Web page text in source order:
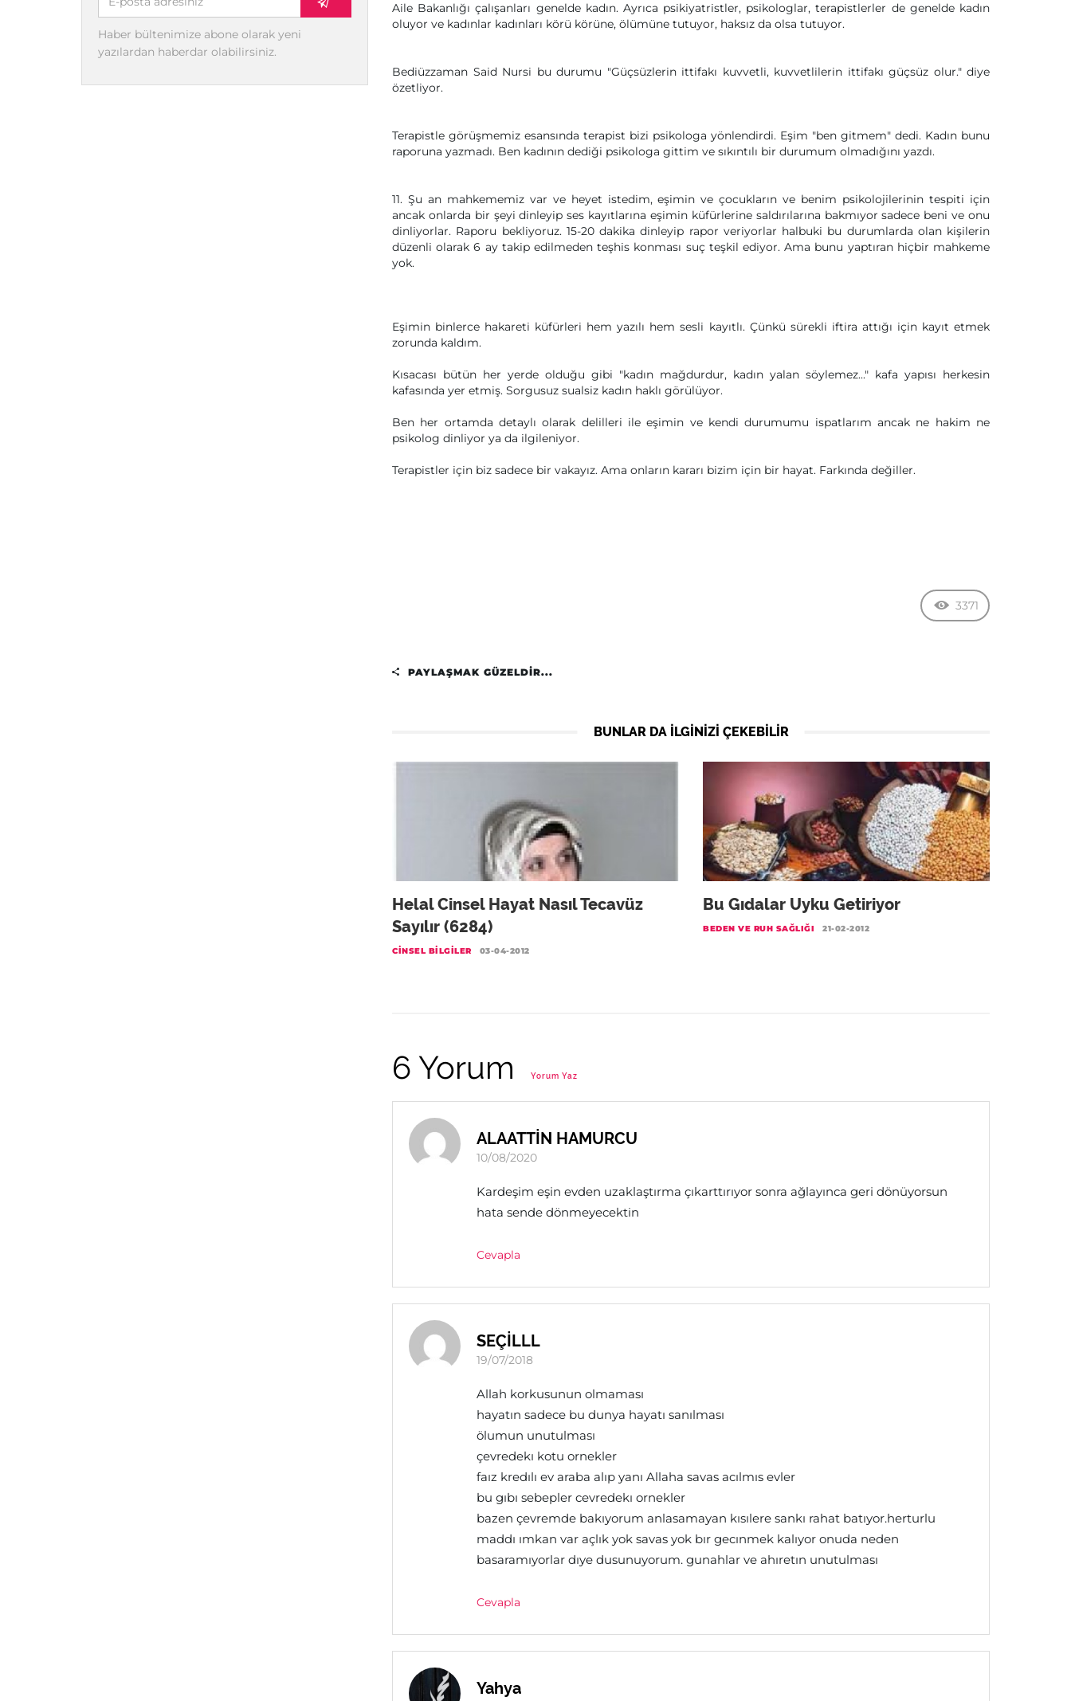
Haber bültenimize abone olarak yeni
yazılardan haberdar olabilirsiniz.
Aile Bakanlığı çalışanları genelde kadın. Ayrıca psikiyatristler, psikologlar, terapistlerler de genelde kadın
oluyor ve kadınlar kadınları körü körüne, ölümüne tutuyor, haksız da olsa tutuyor.
Bediüzzaman Said Nursi bu durumu "Güçsüzlerin ittifakı kuvvetli, kuvvetlilerin ittifakı güçsüz olur." diye
özetliyor.
Terapistle görüşmemiz esansında terapist bizi psikologa yönlendirdi. Eşim "ben gitmem" dedi. Kadın bunu
raporuna yazmadı. Ben kadının dediği psikologa gittim ve sıkıntılı bir durumum olmadığını yazdı.
11. Şu an mahkememiz var ve heyet istedim, eşimin ve çocukların ve benim psikolojilerinin tespiti için
ancak onlarda bir şeyi dinleyip ses kayıtlarına eşimin küfürlerine saldırılarına bakmıyor sadece beni ve onu
dinliyorlar. Raporu bekliyoruz. 15-20 dakika dinleyip rapor veriyorlar halbuki bu durumlarda olan kişilerin
düzenli olarak 6 ay takip edilmeden teşhis konması suç teşkil ediyor. Ama bunu yaptıran hiçbir mahkeme
yok.
Eşimin binlerce hakareti küfürleri hem yazılı hem sesli kayıtlı. Çünkü sürekli iftira attığı için kayıt etmek
zorunda kaldım.
Kısacası bütün her yerde olduğu gibi "kadın mağdurdur, kadın yalan söylemez..." kafa yapısı herkesin
kafasında yer etmiş. Sorgusuz sualsiz kadın haklı görülüyor.
Ben her ortamda detaylı olarak delilleri ile eşimin ve kendi durumumu ispatlarım ancak ne hakim ne
psikolog dinliyor ya da ilgileniyor.
Terapistler için biz sadece bir vakayız. Ama onların kararı bizim için bir hayat. Farkında değiller.
3371
PAYLAŞMAK GÜZELDIR...
BUNLAR DA ILGINIZI ÇEKEBILIR
Helal Cinsel Hayat Nasıl Tecavüz
Sayılır (6284)
CINSEL BILGILER 03-04-2012
Bu Gıdalar Uyku Getiriyor
BEDEN VE RUH SAĞLIĞI 21-02-2012
6 Yorum Yorum Yaz
ALAATTİN HAMURCU
10/08/2020
Kardeşim eşin evden uzaklaştırma çıkarttırıyor sonra ağlayınca geri dönüyorsun
hata sende dönmeyecektin
Cevapla
SEÇİLLL
19/07/2018
Allah korkusunun olmaması
hayatın sadece bu dunya hayatı sanılması
ölumun unutulması
çevredekı kotu ornekler
faız kredılı ev araba alıp yanı Allaha savas acılmıs evler
bu gıbı sebepler cevredekı ornekler
bazen çevremde bakıyorum anlasamayan kısılere sankı rahat batıyor.herturlu
maddı ımkan var açlık yok savas yok bır gecınmek kalıyor onuda neden
basaramıyorlar dıye dusunuyorum. gunahlar ve ahıretın unutulması
Cevapla
Yahya